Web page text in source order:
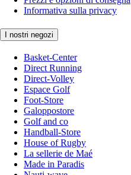
Informativa sulla privacy
I nostri negozi
Basket-Center
Direct Running
Direct-Volley
Espace Golf
Foot-Store
Galoppostore
Golf and co
Handball-Store
House of Rugby
La sellerie de Maé
Made in Paradis